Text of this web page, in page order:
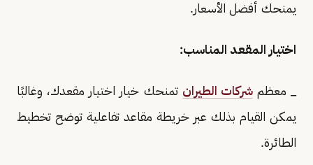
يمنحك أفضل الأسعار.
اختيار المقعد المناسب:
_ معظمشركات الطيران تمنحك خيار اختيار مقعدك، وغالبًا
يمكن القيام بذلك عبر خريطة مقاعد تفاعلية توضح تخطيط
الطائرة.